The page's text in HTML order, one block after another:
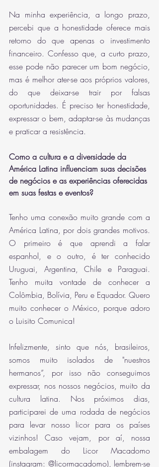
Na minha experiência, a longo prazo,
percebi que a honestidade oferece mais
retorno do que apenas o investimento
financeiro. Confesso que, a curto prazo,
esse pode não parecer um bom negócio,
mas é melhor ater-se aos próprios valores,
do que deixar-se trair por falsas
oportunidades. É preciso ter honestidade,
expressar o bem, adaptar-se às mudanças
e praticar a resistência.
Como a cultura e a diversidade da
América Latina influenciam suas decisões
de negócios e as experiências oferecidas
em suas festas e eventos?
Tenho uma conexão muito grande com a
América Latina, por dois grandes motivos.
O primeiro é que aprendi a falar
espanhol, e o outro, é ter conhecido
Uruguai, Argentina, Chile e Paraguai.
Tenho muita vontade de conhecer a
Colômbia, Bolívia, Peru e Equador. Quero
muito conhecer o México, porque adoro
o Luisito Comunica!
Infelizmente, sinto que nós, brasileiros,
somos muito isolados de "nuestros
hermanos”, por isso não conseguimos
expressar, nos nossos negócios, muito da
cultura latina. Nos próximos dias,
participarei de uma rodada de negócios
para levar nosso licor para os países
vizinhos! Caso vejam, por aí, nossa
embalagem do Licor Macadomo
(instagram: @licormacadomo), lembrem-se